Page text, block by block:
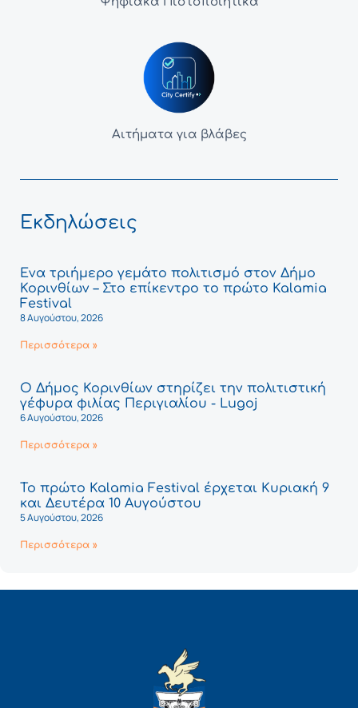
Αιτήματα για βλάβες
Εκδηλώσεις
Ένα τριήμερο γεμάτο πολιτισμό στον Δήμο
Κορινθίων – Στο επίκεντρο το πρώτο Kalamia
Festival
8 Αυγούστου, 2026
Περισσότερα »
Ο Δήμος Κορινθίων στηρίζει την πολιτιστική
γέφυρα φιλίας Περιγιαλίου - Lugoj
6 Αυγούστου, 2026
Περισσότερα »
Το πρώτο Kalamia Festival έρχεται Κυριακή 9
και Δευτέρα 10 Αυγούστου
5 Αυγούστου, 2026
Περισσότερα »